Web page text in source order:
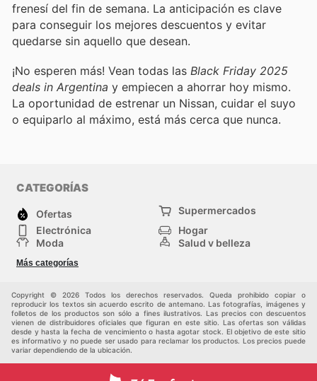
frenesí del fin de semana. La anticipación es clave
para conseguir los mejores descuentos y evitar
quedarse sin aquello que desean.
¡No esperen más! Vean todas las Black Friday 2025
deals in Argentina y empiecen a ahorrar hoy mismo.
La oportunidad de estrenar un Nissan, cuidar el suyo
o equiparlo al máximo, está más cerca que nunca.
CATEGORÍAS
Ofertas
Supermercados
Electrónica
Hogar
Moda
Salud y belleza
Deportes
Más categorías
Copyright © 2026 Todos los derechos reservados. Queda prohibido copiar o
reproducir los textos sin acuerdo escrito de antemano. Las fotografías, imágenes y
folletos de los productos son sólo a fines ilustrativos. Las precios con descuentos
vienen de distribuidores oficiales que figuran en este sitio. Las ofertas son válidas
desde y hasta la fecha de vencimiento o hasta agotar stock. El objetivo de este sitio
es informativo y no puede ser usado para reclamar los productos. Los precios puede
variar dependiendo de la ubicación.